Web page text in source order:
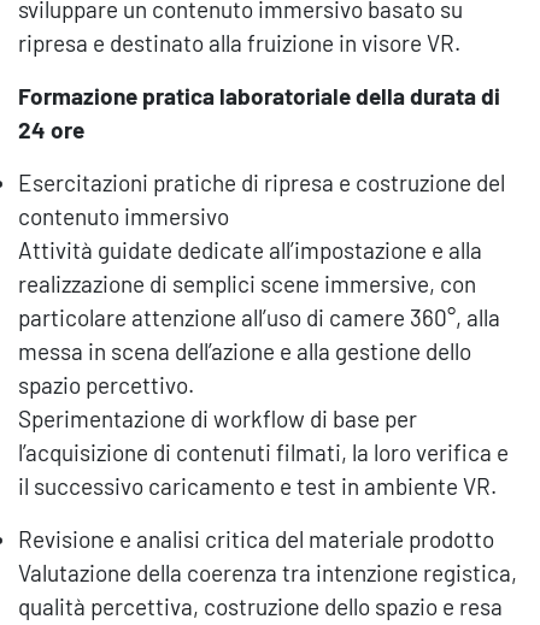
sviluppare un contenuto immersivo basato su
ripresa e destinato alla fruizione in visore VR.
Formazione pratica laboratoriale della durata di
24 ore
Esercitazioni pratiche di ripresa e costruzione del
contenuto immersivo
Attività guidate dedicate all’impostazione e alla
realizzazione di semplici scene immersive, con
particolare attenzione all’uso di camere 360°, alla
messa in scena dell’azione e alla gestione dello
spazio percettivo.
Sperimentazione di workflow di base per
l’acquisizione di contenuti filmati, la loro verifica e
il successivo caricamento e test in ambiente VR.
Revisione e analisi critica del materiale prodotto
Valutazione della coerenza tra intenzione registica,
qualità percettiva, costruzione dello spazio e resa